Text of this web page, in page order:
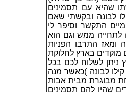
ולאשתו שהיא עם תסמינים
לבונה ובקשתי שאם
התקשר וסיפר לי
ממש וגם הוא
ומאז התרבו הפניות
מוקדים בארץ לחלוקת
ניתן לשלוח לכם בכל
לבונה )כאשר מנה
מ 10 גרם.) אשה אחת מבוגרת מבית אבות
שהיו להם תסמינים